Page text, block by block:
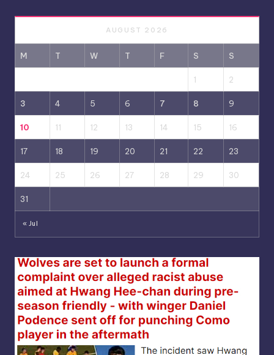
AUGUST 2026
M T W T F S S
1 2
3 4 5 6 7 8 9
10 11 12 13 14 15 16
17 18 19 20 21 22 23
24 25 26 27 28 29 30
31
« Jul